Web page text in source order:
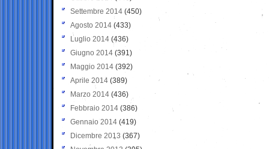
Settembre 2014 (450)
Agosto 2014 (433)
Luglio 2014 (436)
Giugno 2014 (391)
Maggio 2014 (392)
Aprile 2014 (389)
Marzo 2014 (436)
Febbraio 2014 (386)
Gennaio 2014 (419)
Dicembre 2013 (367)